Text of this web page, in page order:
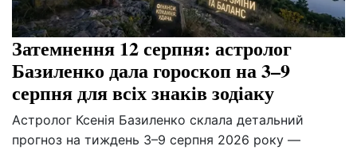
Затемнення 12 серпня: астролог
Базиленко дала гороскоп на 3–9
серпня для всіх знаків зодіаку
Астролог Ксенія Базиленко склала детальний
прогноз на тиждень 3–9 серпня 2026 року —